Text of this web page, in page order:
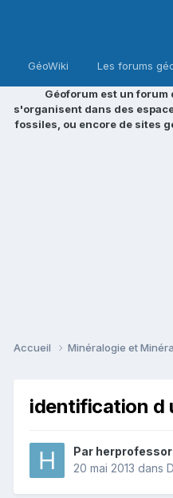
GéoWiki Les forums
Géoforum est un
s'organisent dans des
fossiles, ou encore de sites
Accueil Minéralogie et
identification d
Par herprofessor
20 mai 2013 dans